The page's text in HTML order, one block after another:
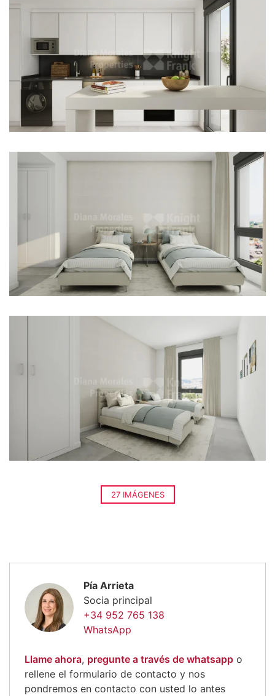
27 IMÁGENES
Pía Arrieta
Socia principal
+34 952 765 138
WhatsApp
Llame ahora, pregunte a través de whatsapp o
rellene el formulario de contacto y nos
pondremos en contacto con usted lo antes